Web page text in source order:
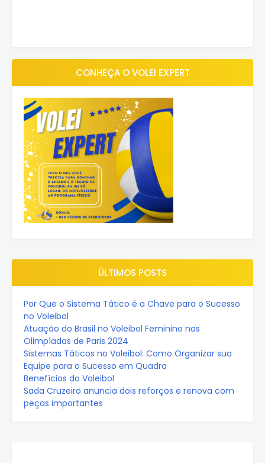
CONHEÇA O VOLEI EXPERT
ÚLTIMOS POSTS
Por Que o Sistema Tático é a Chave para o Sucesso
no Voleibol
Atuação do Brasil no Voleibol Feminino nas
Olimpíadas de Paris 2024
Sistemas Táticos no Voleibol: Como Organizar sua
Equipe para o Sucesso em Quadra
Benefícios do Voleibol
Sada Cruzeiro anuncia dois reforços e renova com
peças importantes